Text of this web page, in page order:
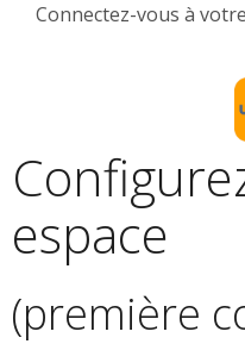
Connectez-vous à
espace
(première